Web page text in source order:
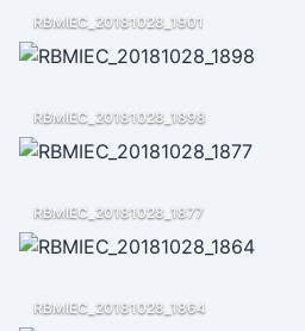
RBMIEC_20181028_1901
RBMIEC_20181028_1898
RBMIEC_20181028_1877
RBMIEC_20181028_1864